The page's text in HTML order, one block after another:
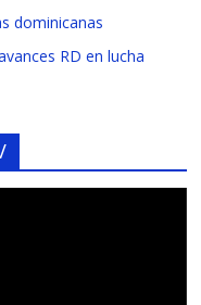
dominicanas
RD en lucha